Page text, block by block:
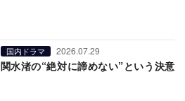
国内ドラマ 2026.07.29
関水渚の“絶対に諦めない”という決意